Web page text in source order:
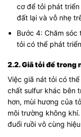
cơ để tỏi phát triển
đất lại và vỗ nhẹ
Bước 4: Chăm
tỏi có thể phát
2.2. Giã tỏi để trong
Việc giã nát tỏi có
chất sulfur khác bên
hơn, mùi hương của
môi trường không
đuổi ruồi vô cùng